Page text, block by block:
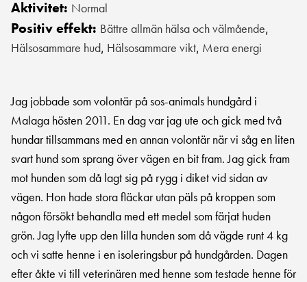
Aktivitet: Normal
Positiv effekt: Bättre allmän hälsa och välmående,
Hälsosammare hud, Hälsosammare vikt, Mera energi
Jag jobbade som volontär på sos-animals hundgård i
Malaga hösten 2011. En dag var jag ute och gick med två
hundar tillsammans med en annan volontär när vi såg en liten
svart hund som sprang över vägen en bit fram. Jag gick fram
mot hunden som då lagt sig på rygg i diket vid sidan av
vägen. Hon hade stora fläckar utan päls på kroppen som
någon försökt behandla med ett medel som färjat huden
grön. Jag lyfte upp den lilla hunden som då vägde runt 4 kg
och vi satte henne i en isoleringsbur på hundgården. Dagen
efter åkte vi till veterinären med henne som testade henne för